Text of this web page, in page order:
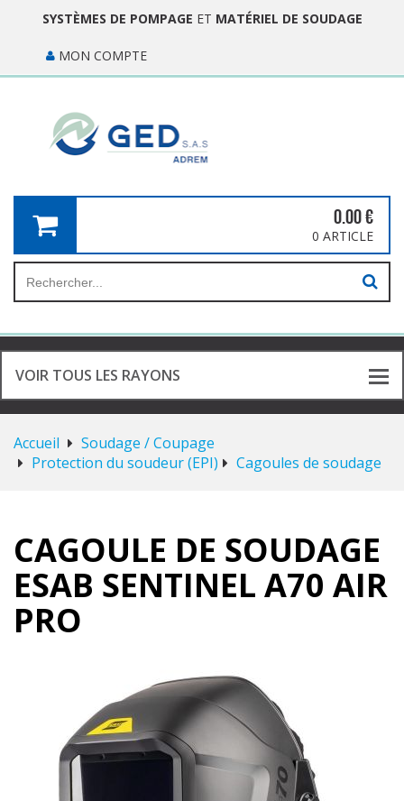
SYSTÈMES DE POMPAGE ET MATÉRIEL DE SOUDAGE
MON COMPTE
0.00€
0 ARTICLE
VOIR TOUS LES RAYONS
Accueil
Soudage / Coupage
Protection du soudeur (EPI)
Cagoules de soudage
CAGOULE DE SOUDAGE
ESAB SENTINEL A70 AIR
PRO